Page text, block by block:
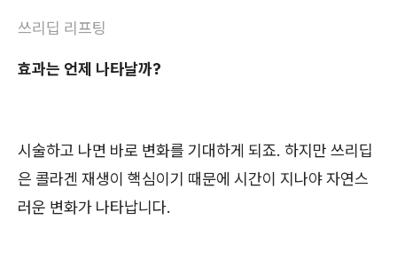
쓰리딥 리프팅
효과는 언제 나타날까?
시술하고 나면 바로 변화를 기대하게 되죠. 하지만 쓰리딥
은 콜라겐 재생이 핵심이기 때문에 시간이 지나야 자연스
러운 변화가 나타납니다.